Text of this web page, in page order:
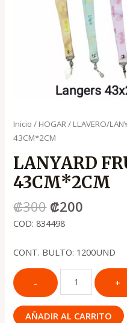
Inicio / HOGAR/ LLAVERO/
43CM*2CM
LANYARD
43CM*2CM
₡300 ₡200
COD: 834498
CONT. BULTO: 1200UND
AÑADIR AL CARRITO